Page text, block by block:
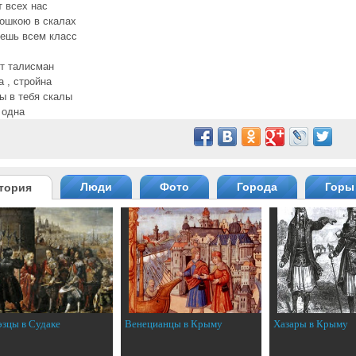
всех нас
в скалах
всем класс
талисман
, стройна
в тебя скалы
Люди Фото Города Горы
в Судаке Венецианцы в Крыму Хазары в Крыму